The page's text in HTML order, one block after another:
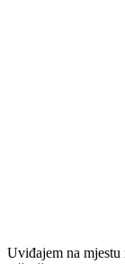
Uviđajem na